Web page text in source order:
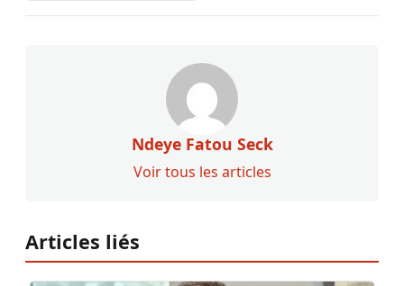
Ndeye Fatou Seck
Voir tous les articles
Articles liés